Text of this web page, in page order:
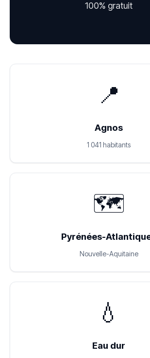
100% gratuit
📍
Agnos
1 041 habitants
🗺️
Pyrénées-
Nouvelle-Aquitaine
💧
Eau dur